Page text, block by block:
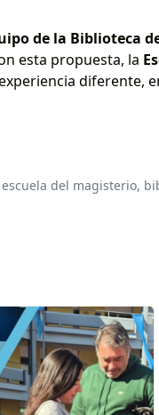
de la Biblioteca
esta propuesta, la
diferente,
escuela del magisterio,